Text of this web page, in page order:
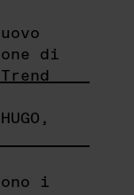
di
i